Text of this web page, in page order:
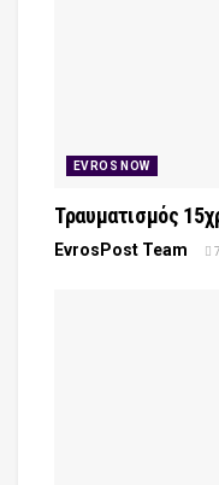
EVROS NOW
Τραυματισμός
EvrosPost Team